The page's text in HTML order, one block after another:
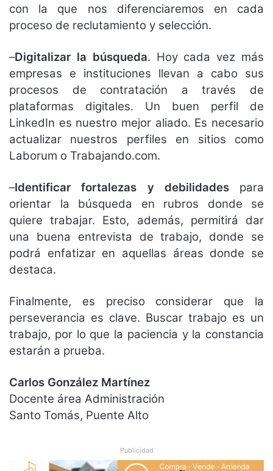
con la que nos diferenciaremos en cada
proceso de reclutamiento y selección.
–Digitalizar la búsqueda. Hoy cada vez más
empresas e instituciones llevan a cabo sus
procesos de contratación a través de
plataformas digitales. Un buen perfil de
LinkedIn es nuestro mejor aliado. Es necesario
actualizar nuestros perfiles en sitios como
Laborum o Trabajando.com.
–Identificar fortalezas y debilidadespara
orientar la búsqueda en rubros donde se
quiere trabajar. Esto, además, permitirá dar
una buena entrevista de trabajo, donde se
podrá enfatizar en aquellas áreas donde se
destaca.
Finalmente, es preciso considerar que la
perseverancia es clave. Buscar trabajo es un
trabajo, por lo que la paciencia y la constancia
estarán a prueba.
Carlos González Martínez
Docente área Administración
Santo Tomás, Puente Alto
Publicidad